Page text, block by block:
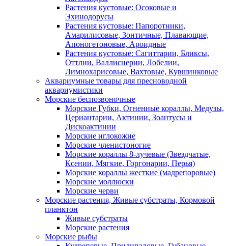
Растения кустовые: Осоковые и
Эхинодорусы
Растения кустовые: Папоротники,
Амарилисовые, Зонтичные, Плавающие,
Апоногетоновые, Ароидные
Растения кустовые: Сагиттарии, Бликсы,
Оттлии, Валлиснерии, Лобелии,
Лимнохарисовые, Вахтовые, Кувшинковые
Аквариумные товары для пресноводной
аквариумистики
Морские беспозвоночные
Морские Губки, Огненные кораллы, Медузы,
Цериантарии, Актинии, Зоантусы и
Дискоактинии
Морские иглокожие
Морские членистоногие
Морские кораллы 8-лучевые (Звездчатые,
Ксении, Мягкие, Горгонарии, Перья)
Морские кораллы жесткие (мадрепоровые)
Морские моллюски
Морские черви
Морские растения, Живые субстраты, Кормовой
планктон
Живые субстраты
Морские растения
Морские рыбы